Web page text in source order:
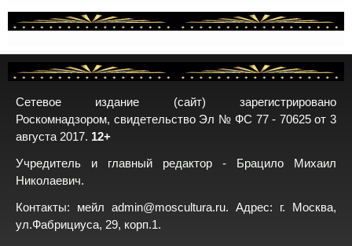
Сетевое издание (сайт) зарегистрировано
Роскомнадзором, свидетельство Эл № ФС 77 - 70625 от 3
августа 2017. 12+
Учредитель и главный редактор - Брацило Михаил
Николаевич.
Контакты: мейл admin@moscultura.ru. Адрес: г. Москва,
ул.Фабрициуса, 29, корп.1.